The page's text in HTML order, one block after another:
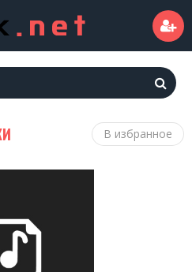
В избранное